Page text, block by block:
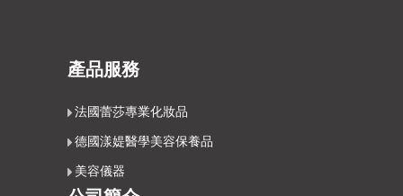
產品服務
法國蕾莎專業化妝品
德國漾媞醫學美容保養品
美容儀器